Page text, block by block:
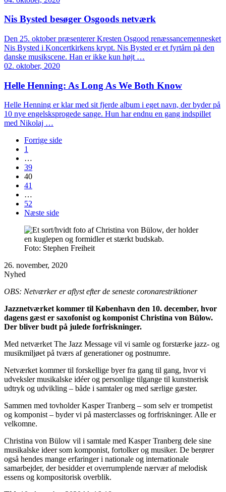
Nis Bysted besøger Osgoods netværk
Den 25. oktober præsenterer Kresten Osgood renæssancemennesket
Nis Bysted i Koncertkirkens krypt. Nis Bysted er et fyrtårn på den
danske musikscene. Han er ikke kun højt …
02. oktober, 2020
Helle Henning: As Long As We Both Know
Helle Henning er klar med sit fjerde album i eget navn, der byder på
10 nye engelsksprogede sange. Hun har endnu en gang indspillet
med Nikolaj …
Forrige side
1
…
39
40
41
…
52
Næste side
Foto: Stephen Freiheit
26. november, 2020
Nyhed
OBS: Netværker er aflyst efter de seneste coronarestriktioner
Jazznetværket kommer til København den 10. december, hvor
dagens gæst er saxofonist og komponist Christina von Bülow.
Der bliver budt på julede forfriskninger.
Med netværket The Jazz Message vil vi samle og forstærke jazz- og
musikmiljøet på tværs af generationer og postnumre.
Netværket kommer til forskellige byer fra gang til gang, hvor vi
udveksler musikalske idéer og personlige tilgange til kunstnerisk
udtryk og udvikling – både i samtaler og med særlige gæster.
Sammen med tovholder Kasper Tranberg – som selv er trompetist
og komponist – byder vi på masterclasses og forfriskninger. Alle er
velkomne.
Christina von Bülow vil i samtale med Kasper Tranberg dele sine
musikalske ideer som komponist, fortolker og musiker. De berører
også hendes mange erfaringer i nationale og internationale
samarbejder, der besidder et overrumplende nærvær af melodisk
essens og kompositorisk overblik.